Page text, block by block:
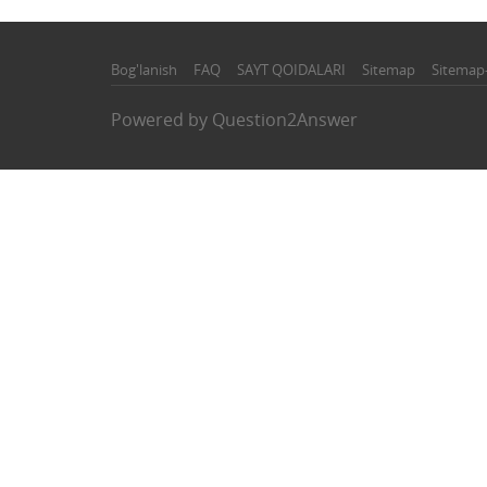
Bog'lanish FAQ SAYT QOIDALARI Sitemap
Powered by Question2Answer